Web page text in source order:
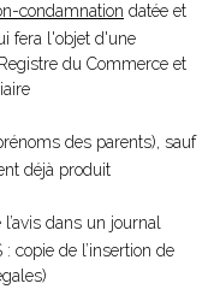
condamnation datée et
fera l'objet d'une
du Commerce et
des parents), sauf
déjà produit
dans un journal
: copie de l’insertion de